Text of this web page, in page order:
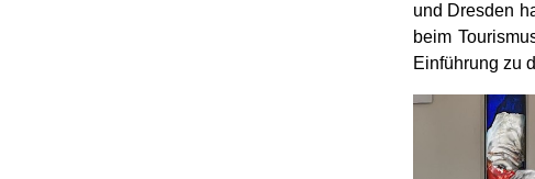
und Dresden
beim
Einführung zu